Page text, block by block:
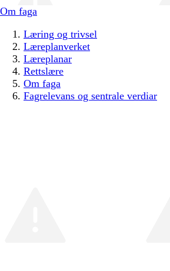
Om faga
Læring og trivsel
Læreplanverket
Læreplanar
Rettslære
Om faga
Fagrelevans og sentrale verdiar